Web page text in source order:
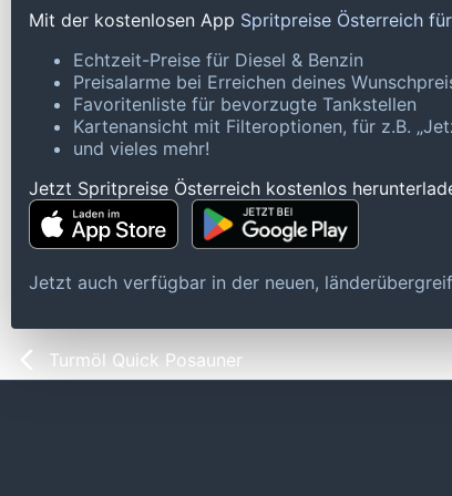
Mit der kostenlosen App Spritpreise Österreich
Echtzeit-Preise für Diesel & Benzin
Preisalarme bei Erreichen deines
Favoritenliste für bevorzugte Tankstellen
Kartenansicht mit Filteroptionen, für z.B.
und vieles mehr!
Jetzt Spritpreise Österreich kostenlos
Jetzt auch verfügbar in der neuen,
Turmöl Quick Posauner